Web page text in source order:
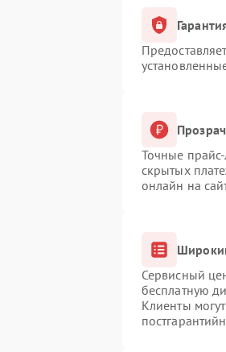
Точные прайс-
скрытых
онлайн на
Сервисный
бесплатную
Клиенты